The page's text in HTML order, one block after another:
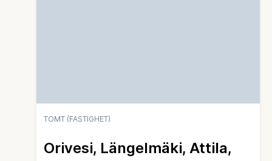
TOMT (FASTIGHET)
Orivesi, Längelmäki, Attila,